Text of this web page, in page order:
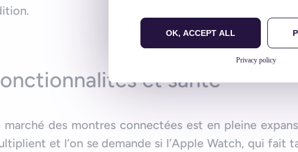
OK, ACCEPT ALL
Privacy policy
et santé
marché des montres connectées est en pleine
et l’on se demande si l’Apple Watch, qui fait